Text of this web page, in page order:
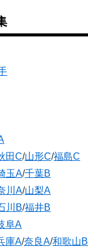
田C/山形C/福島C
玉A/千葉B
川A/山梨A
川B/福井B
阜A
庫A/奈良A/和歌山B